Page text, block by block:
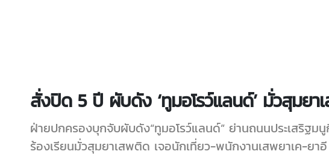
สั่งปิด 5 ปี ผับดัง ‘ทูมอโรว์แลนด์’ มั่วสุมยา
ฝ่ายปกครองบุกจับผับดัง“ทูมอโรว์แลนด์” ย่านถนนประเสริฐม
ร้องเรียนมั่วสุมยาเสพติด เจอนักเที่ยว-พนักงานเสพยาเค-ยา